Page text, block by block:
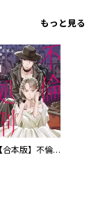
もっと見る
【合本版】不倫処刑